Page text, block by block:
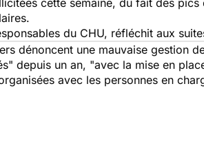
cette semaine, du fait des
du CHU, réfléchit aux
dénoncent une mauvaise gestion
" depuis un an, "avec la mise en
avec les personnes en